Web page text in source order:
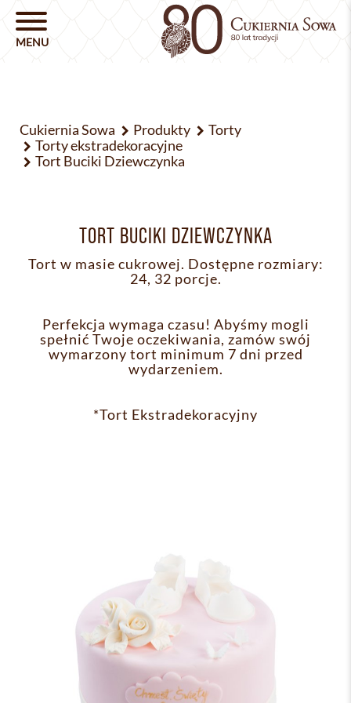
Cukiernia Sowa Produkty
Torty
Torty ekstradekoracyjne
Tort Buciki Dziewczynka
TORT BUCIKI DZIEWCZYNKA
Tort w masie cukrowej. Dostępne rozmiary:
24, 32 porcje.
Perfekcja wymaga czasu! Abyśmy mogli
spełnić Twoje oczekiwania, zamów swój
wymarzony tort minimum 7 dni przed
wydarzeniem.
*Tort Ekstradekoracyjny